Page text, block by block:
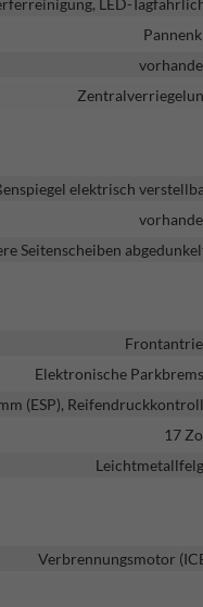
LED-
elektrisch
Seitenscheiben
Elektronische
(ESP),
17
Verbrennungsmotor